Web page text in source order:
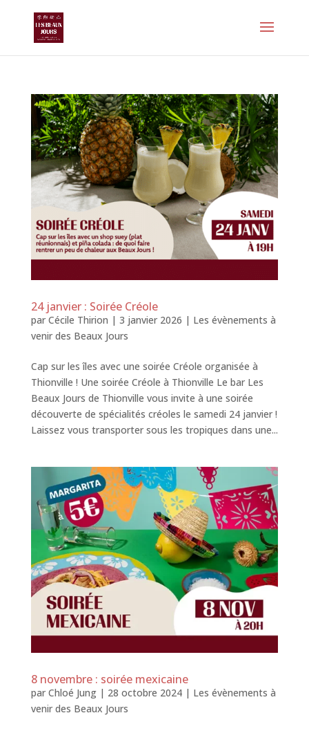
24 janvier : Soirée Créole
par Cécile Thirion | 3 janvier 2026 | Les évènements à
venir des Beaux Jours
Cap sur les îles avec une soirée Créole organisée à
Thionville ! Une soirée Créole à Thionville Le bar Les
Beaux Jours de Thionville vous invite à une soirée
découverte de spécialités créoles le samedi 24 janvier !
Laissez vous transporter sous les tropiques dans une...
8 novembre : soirée mexicaine
par Chloé Jung| 28 octobre 2024| Les évènements à
venir des Beaux Jours